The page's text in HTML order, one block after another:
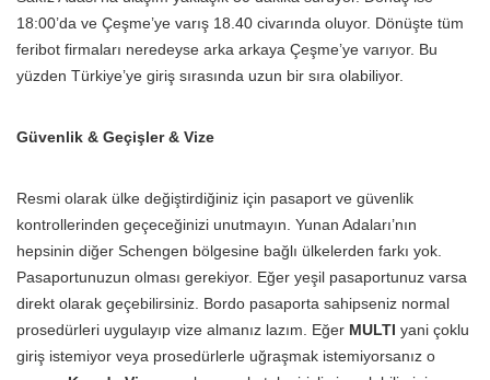
18:00’da ve Çeşme’ye varış 18.40 civarında oluyor. Dönüşte tüm
feribot firmaları neredeyse arka arkaya Çeşme’ye varıyor. Bu
yüzden Türkiye’ye giriş sırasında uzun bir sıra olabiliyor.
Güvenlik & Geçişler & Vize
Resmi olarak ülke değiştirdiğiniz için pasaport ve güvenlik
kontrollerinden geçeceğinizi unutmayın. Yunan Adaları’nın
hepsinin diğer Schengen bölgesine bağlı ülkelerden farkı yok.
Pasaportunuzun olması gerekiyor. Eğer yeşil pasaportunuz varsa
direkt olarak geçebilirsiniz. Bordo pasaporta sahipseniz normal
prosedürleri uygulayıp vize almanız lazım. Eğer MULTI yani çoklu
giriş istemiyor veya prosedürlerle uğraşmak istemiyorsanız o